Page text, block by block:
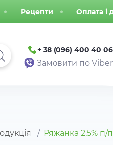
Рецепти Оплата і
+ 38 (096) 400 40 06
Замовити по Viber
Ряжанка 2,5% п/